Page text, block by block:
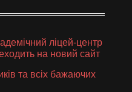
ліцей-центр
на новий сайт
та всіх бажаючих